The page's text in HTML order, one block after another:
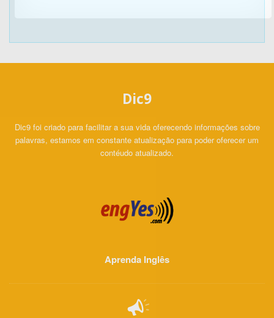
Dic9
Dic9 foi criado para facilitar a sua vida oferecendo informações sobre
palavras, estamos em constante atualização para poder oferecer um
contéudo atualizado.
Aprenda Inglês